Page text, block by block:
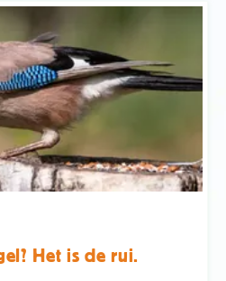
Het is de rui.